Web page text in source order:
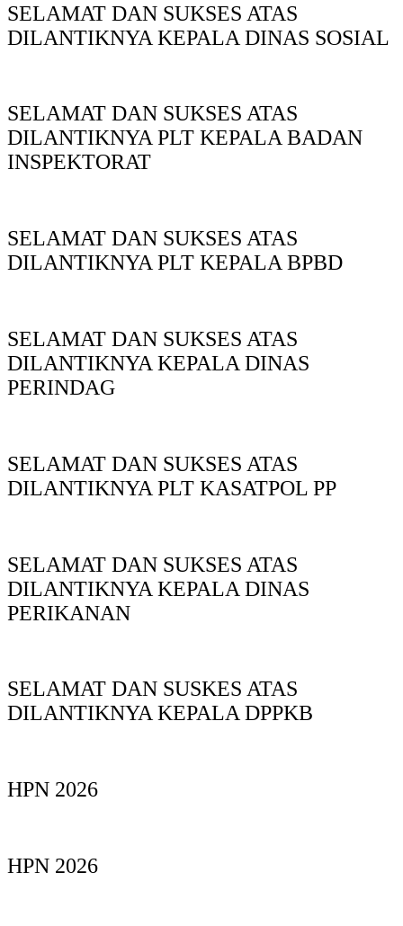
SELAMAT DAN SUKSES ATAS
DILANTIKNYA KEPALA DINAS SOSIAL
SELAMAT DAN SUKSES ATAS
DILANTIKNYA PLT KEPALA BADAN
INSPEKTORAT
SELAMAT DAN SUKSES ATAS
DILANTIKNYA PLT KEPALA BPBD
SELAMAT DAN SUKSES ATAS
DILANTIKNYA KEPALA DINAS
PERINDAG
SELAMAT DAN SUKSES ATAS
DILANTIKNYA PLT KASATPOL PP
SELAMAT DAN SUKSES ATAS
DILANTIKNYA KEPALA DINAS
PERIKANAN
SELAMAT DAN SUSKES ATAS
DILANTIKNYA KEPALA DPPKB
HPN 2026
HPN 2026